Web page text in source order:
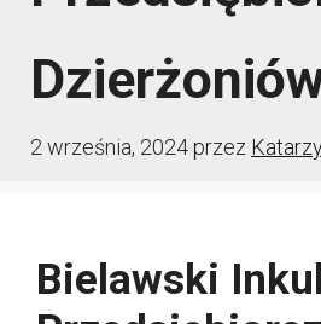
2 września, 2024przez
Bielawski